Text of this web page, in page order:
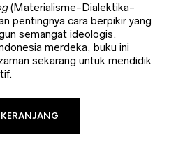
(Materialisme-Dialektika-
pentingnya cara berpikir yang
semangat ideologis.
merdeka, buku ini
sekarang untuk mendidik